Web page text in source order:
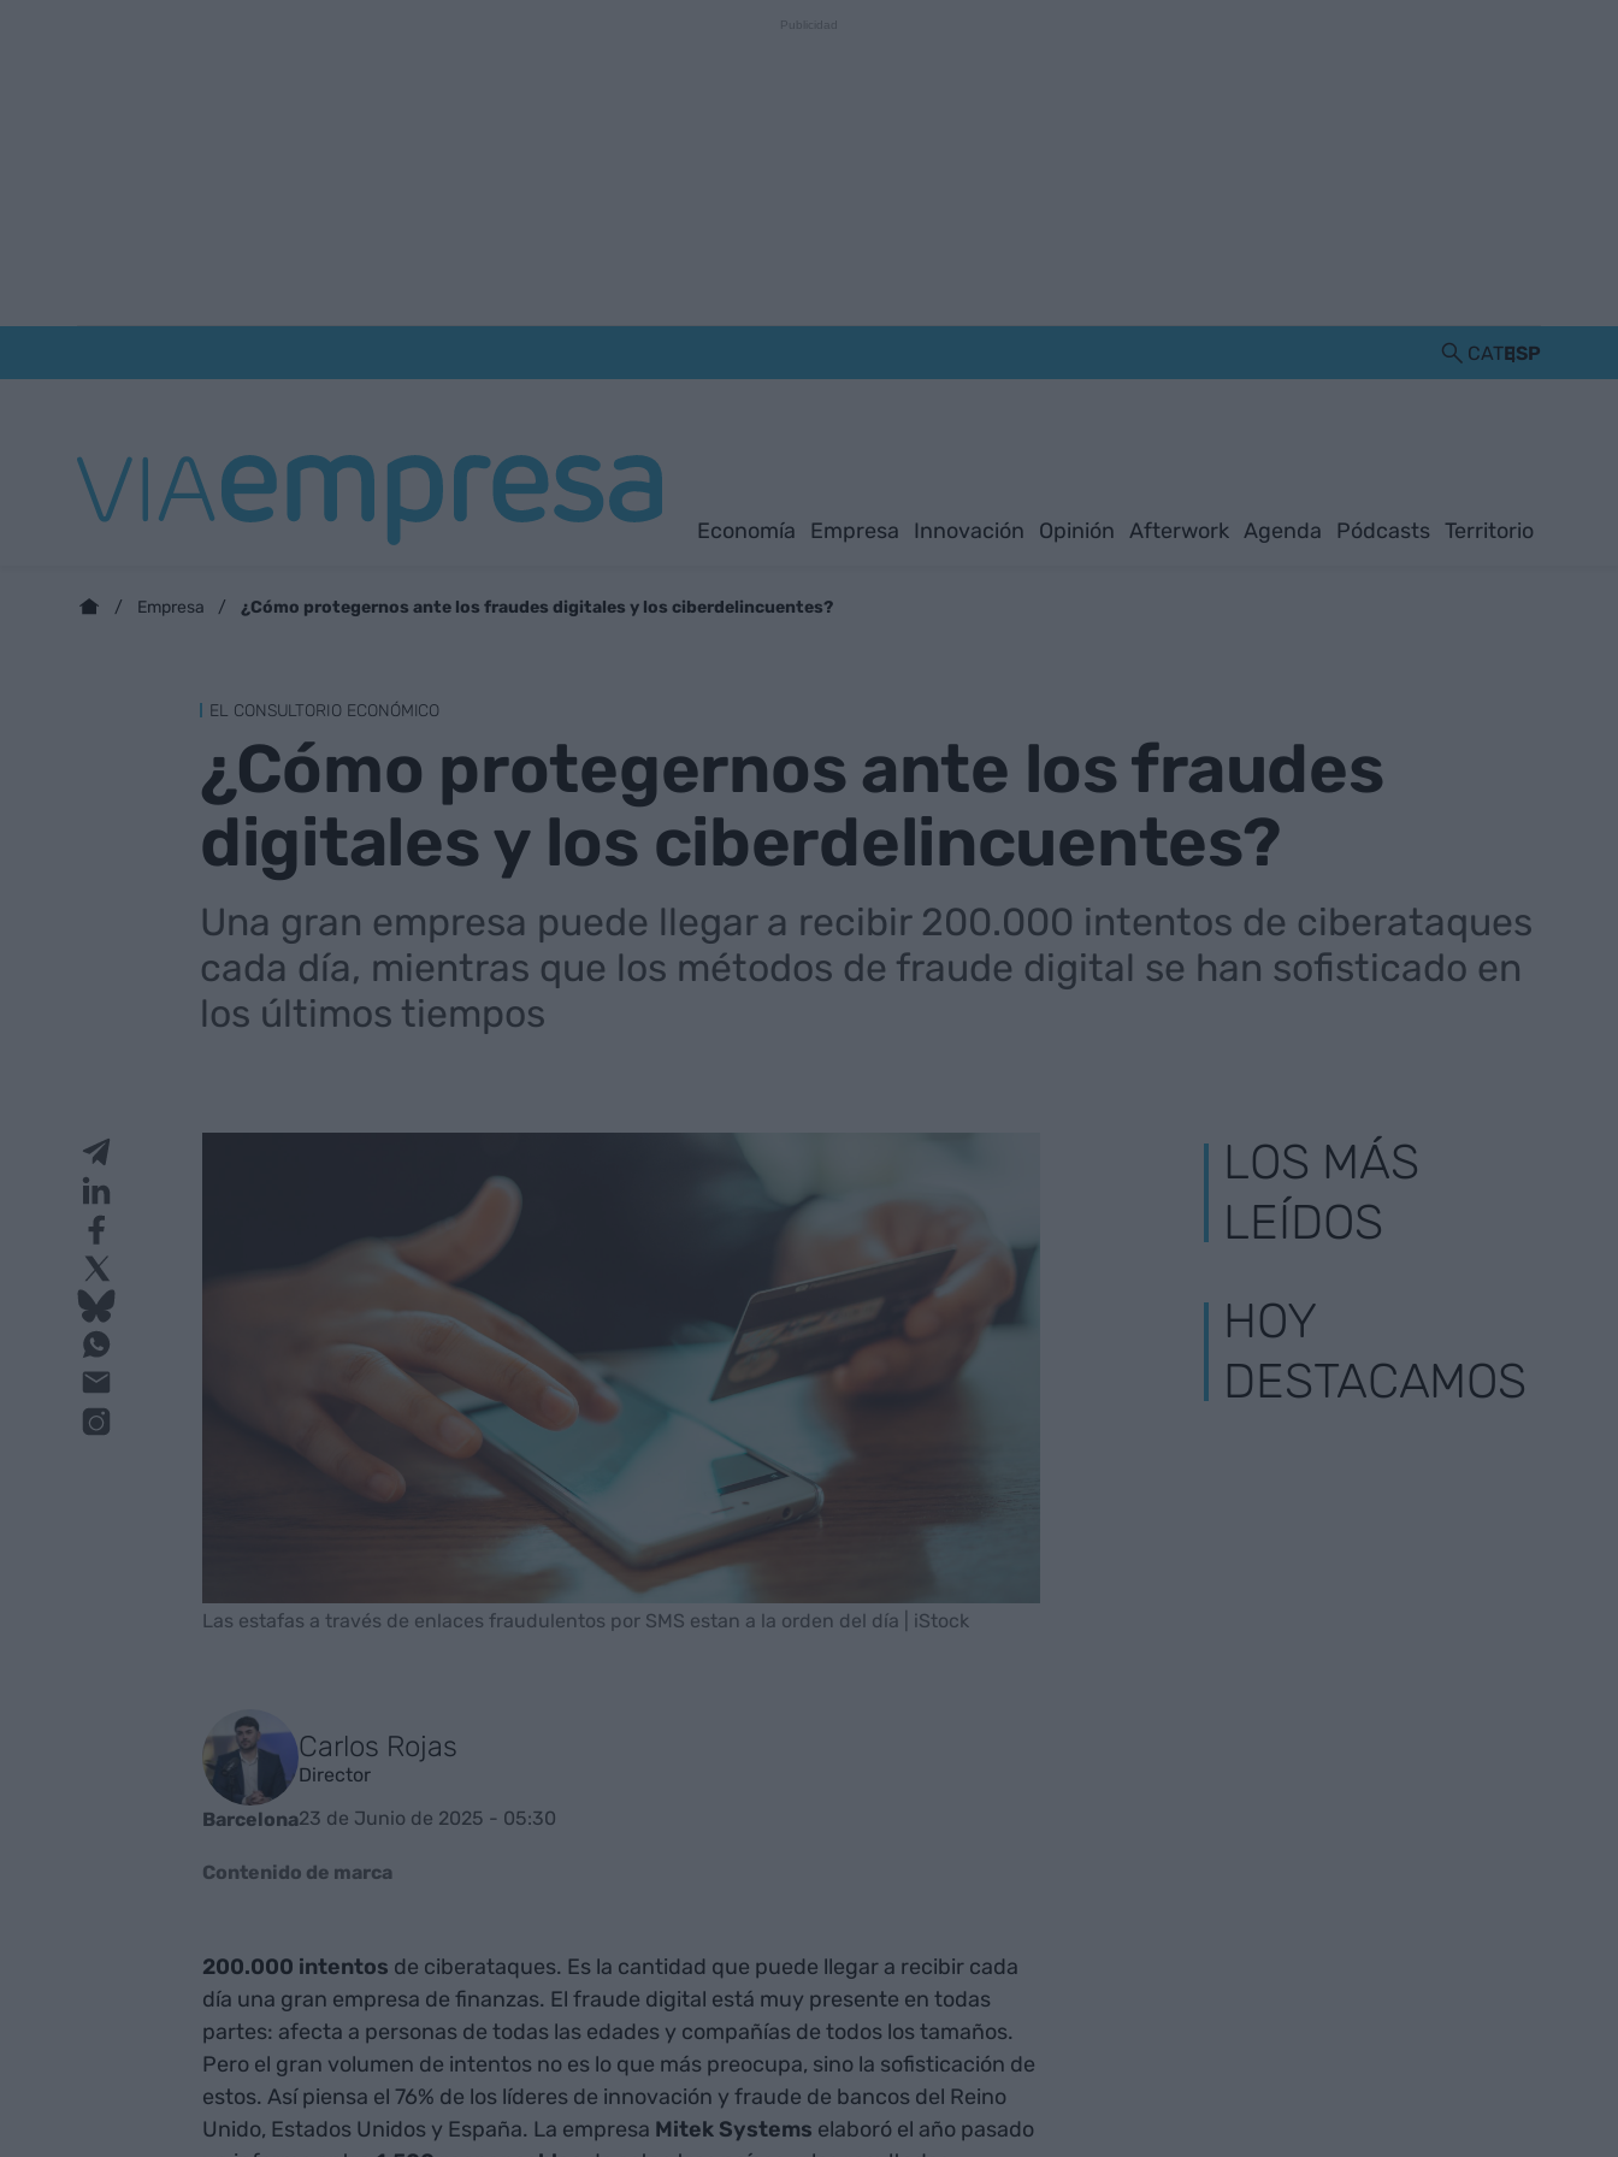
CATESP
Economía Empresa Innovación Opinión Afterwork Agenda Pódcasts Territorio
Empresa ¿Cómo protegernos ante los fraudes digitales y los ciberdelincuentes?
EL CONSULTORIO ECONÓMICO
¿Cómo protegernos ante los fraudes
digitales y los ciberdelincuentes?
Una gran empresa puede llegar a recibir 200.000 intentos de ciberataques
cada día, mientras que los métodos de fraude digital se han sofisticado en
los últimos tiempos
Las estafas a través de enlaces fraudulentos por SMS estan a la orden del día | iStock
Carlos Rojas
Director
Barcelona23 de Junio de 2025 - 05:30
Contenido de marca
200.000 intentos de ciberataques. Es la cantidad que puede llegar a recibir cada
día una gran empresa de finanzas. El fraude digital está muy presente en todas
partes: afecta a personas de todas las edades y compañías de todos los tamaños.
Pero el gran volumen de intentos no es lo que más preocupa, sino la sofisticación de
estos. Así piensa el 76% de los líderes de innovación y fraude de bancos del Reino
Unido, Estados Unidos y España. La empresa Mitek Systems elaboró el año pasado
LOS MÁS
LEÍDOS
HOY
DESTACAMOS